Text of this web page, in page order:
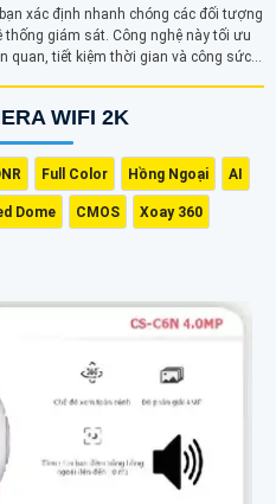
xác định nhanh chóng các đối tượng
giám sát. Công nghệ này tối ưu
quan, tiết kiệm thời gian và công sức
WIFI 2K
Full Color Hồng Ngoại AI
Dome CMOS Xoay 360